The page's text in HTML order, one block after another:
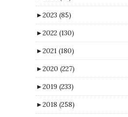
►2023 (85)
►2022 (130)
►2021 (180)
►2020 (227)
►2019 (233)
►2018 (258)